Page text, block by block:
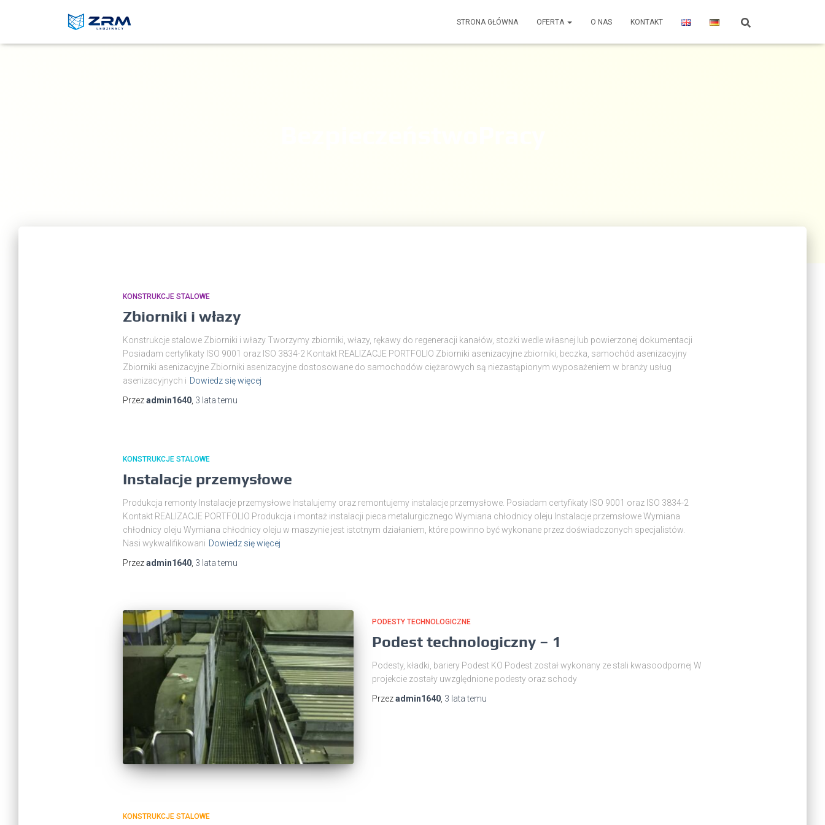
STRONA GŁÓWNA OFERTA O NAS KONTAKT
KONSTRUKCJE STALOWE
Zbiorniki i włazy
Konstrukcje stalowe Zbiorniki i włazy Tworzymy zbiorniki, włazy, rękawy do regeneracji kanałów, stożki wedle własnej lub powierzonej dokumentacji
Posiadam certyfikaty ISO 9001 oraz ISO 3834-2 Kontakt REALIZACJE PORTFOLIO Zbiorniki asenizacyjne zbiorniki, beczka, samochód asenizacyjny
Zbiorniki asenizacyjne Zbiorniki asenizacyjne dostosowane do samochodów ciężarowych są niezastąpionym wyposażeniem w branży usług
asenizacyjnych i Dowiedz się więcej
Przezadmin1640, 3 latatemu
KONSTRUKCJE STALOWE
Instalacje przemysłowe
Produkcja remonty Instalacje przemysłowe Instalujemy oraz remontujemy instalacje przemysłowe. Posiadam certyfikaty ISO 9001 oraz ISO 3834-2
Kontakt REALIZACJE PORTFOLIO Produkcja i montaż instalacji pieca metalurgicznego Wymiana chłodnicy oleju Instalacje przemsłowe Wymiana
chłodnicy oleju Wymiana chłodnicy oleju w maszynie jest istotnym działaniem, które powinno być wykonane przez doświadczonych specjalistów.
Nasi wykwalifikowani Dowiedz się więcej
Przezadmin1640, 3 latatemu
PODESTY TECHNOLOGICZNE
Podest technologiczny – 1
Podesty, kładki, bariery Podest KO Podest został wykonany ze stali kwasoodpornej W
projekcie zostały uwzględnione podesty oraz schody
Przezadmin1640, 3 latatemu
KONSTRUKCJE STALOWE